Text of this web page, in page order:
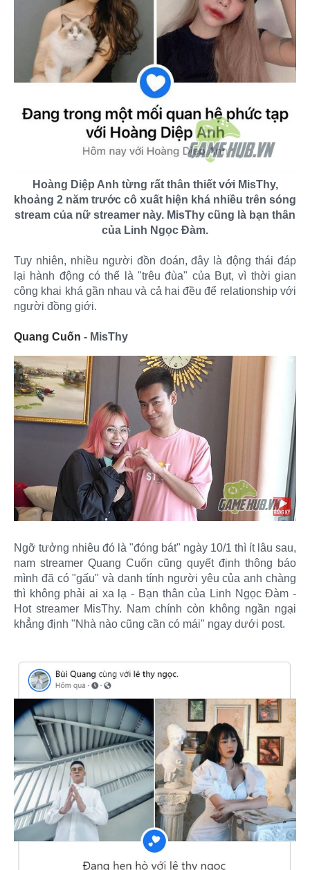
Hoàng Diệp Anh từng rất thân thiết với MisThy,
khoảng 2 năm trước cô xuất hiện khá nhiều trên sóng
stream của nữ streamer này. MisThy cũng là bạn thân
của Linh Ngọc Đàm.
Tuy nhiên, nhiều người đồn đoán, đây là động thái đáp
lại hành động có thể là "trêu đùa" của Bụt, vì thời gian
công khai khá gần nhau và cả hai đều để relationship với
người đồng giới.
Quang Cuốn - MisThy
Ngỡ tưởng nhiêu đó là "đóng bát" ngày 10/1 thì ít lâu sau,
nam streamer Quang Cuốn cũng quyết định thông báo
mình đã có "gấu" và danh tính người yêu của anh chàng
thì không phải ai xa lạ - Bạn thân của Linh Ngọc Đàm -
Hot streamer MisThy. Nam chính còn không ngần ngại
khẳng định "Nhà nào cũng cần có mái" ngay dưới post.